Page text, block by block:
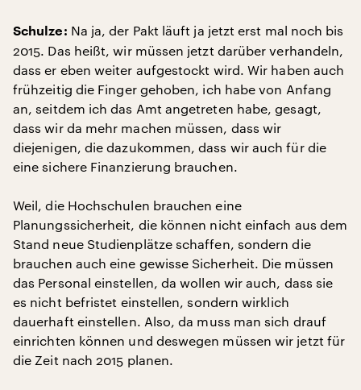
Schulze: Na ja, der Pakt läuft ja jetzt erst mal noch bis
2015. Das heißt, wir müssen jetzt darüber verhandeln,
dass er eben weiter aufgestockt wird. Wir haben auch
frühzeitig die Finger gehoben, ich habe von Anfang
an, seitdem ich das Amt angetreten habe, gesagt,
dass wir da mehr machen müssen, dass wir
diejenigen, die dazukommen, dass wir auch für die
eine sichere Finanzierung brauchen.
Weil, die Hochschulen brauchen eine
Planungssicherheit, die können nicht einfach aus dem
Stand neue Studienplätze schaffen, sondern die
brauchen auch eine gewisse Sicherheit. Die müssen
das Personal einstellen, da wollen wir auch, dass sie
es nicht befristet einstellen, sondern wirklich
dauerhaft einstellen. Also, da muss man sich drauf
einrichten können und deswegen müssen wir jetzt für
die Zeit nach 2015 planen.